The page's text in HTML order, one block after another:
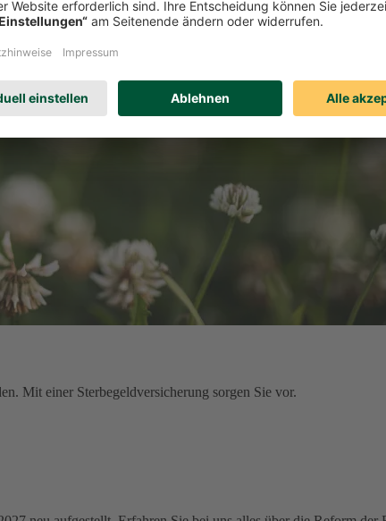
Mit einer Sterbegeldversicherung sorgen Sie vor.